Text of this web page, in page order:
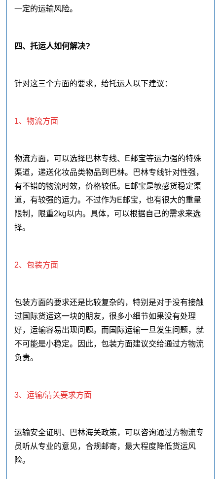
一定的运输风险。
四、托运人如何解决?
针对这三个方面的要求，给托运人以下建议：
1、物流方面
物流方面，可以选择巴林专线、E邮宝等运力强的特殊
渠道，递送化妆品类物品到巴林。巴林专线针对性强，
有不错的物流时效，价格较低。E邮宝是敏感货稳定渠
道，有较强的运力。不过作为E邮宝，也有很大的重量
限制，限重2kg以内。具体，可以根据自己的需求来选
择。
2、包装方面
包装方面的要求还是比较复杂的，特别是对于没有接触
过国际货运这一块的朋友，很多小细节如果没有处理
好，运输容易出现问题。而国际运输一旦发生问题，就
不可能是小稳定。因此，包装方面建议交给通过方物流
负责。
3、运输/清关要求方面
运输安全证明、巴林海关政策，可以咨询通过方物流专
员听从专业的意见，合规邮寄，最大程度降低货运风
险。